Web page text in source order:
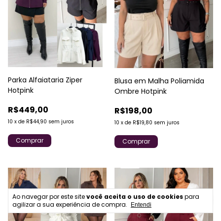
Ao navegar por este sitevocê aceita o uso de cookiespara
agilizar a sua experiência de compra.
Entendi
Parka Alfaiataria Ziper
Hotpink
R$449,00
10 x de R$44,90 sem juros
Comprar
Blusa em Malha Poliamida
Ombre Hotpink
R$198,00
10 x de R$19,80 sem juros
Comprar